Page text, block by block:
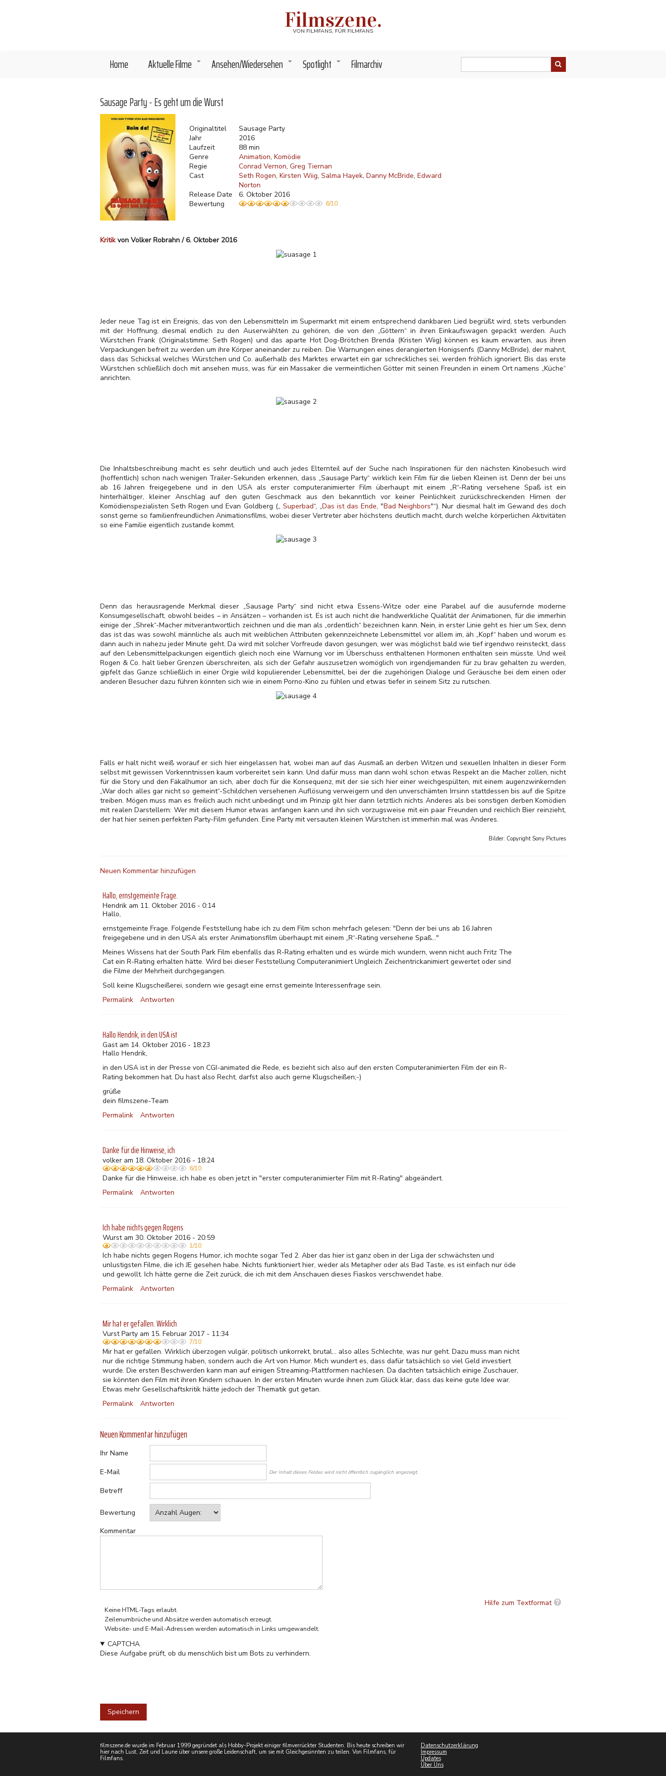
Filmszene.
VON FILMFANS, FÜR FILMFANS
Home +
Aktuelle Filme +
Ansehen/Wiedersehen +
Spotlight Filmarchiv
Sausage Party - Es geht um die Wurst
Originaltitel
Sausage Party
Jahr
2016
Laufzeit
88 min
Genre
Animation Komödie
Regie
Conrad Vernon Greg Tiernan
Cast
Seth Rogen Kirsten Wiig Salma Hayek Danny McBride Edward
Norton
Release Date
6. Oktober 2016
Bewertung
6/10
Kritikvon Volker Robrahn / 6. Oktober 2016
Jeder neue Tag ist ein Ereignis, das von den Lebensmitteln im Supermarkt mit einem entsprechend dankbaren Lied begrüßt wird, stets verbunden
mit der Hoffnung, diesmal endlich zu den Auserwählten zu gehören, die von den „Göttern“ in ihren Einkaufswagen gepackt werden. Auch
Würstchen Frank (Originalstimme: Seth Rogen) und das aparte Hot Dog-Brötchen Brenda (Kristen Wiig) können es kaum erwarten, aus ihren
Verpackungen befreit zu werden um ihre Körper aneinander zu reiben. Die Warnungen eines derangierten Honigsenfs (Danny McBride), der mahnt,
dass das Schicksal welches Würstchen und Co. außerhalb des Marktes erwartet ein gar schreckliches sei, werden fröhlich ignoriert. Bis das erste
Würstchen schließlich doch mit ansehen muss, was für ein Massaker die vermeintlichen Götter mit seinen Freunden in einem Ort namens „Küche“
anrichten.
Die Inhaltsbeschreibung macht es sehr deutlich und auch jedes Elternteil auf der Suche nach Inspirationen für den nächsten Kinobesuch wird
(hoffentlich) schon nach wenigen Trailer-Sekunden erkennen, dass „Sausage Party“ wirklich kein Film für die lieben Kleinen ist. Denn der bei uns
ab 16 Jahren freigegebene und in den USA als erster computeranimierter Film überhaupt mit einem „R“-Rating versehene Spaß ist ein
hinterhältiger, kleiner Anschlag auf den guten Geschmack aus den bekanntlich vor keiner Peinlichkeit zurückschreckenden Hirnen der
Komödienspezialisten Seth Rogen und Evan Goldberg („ Superbad“, „Das ist das Ende, "Bad Neighbors"“). Nur diesmal halt im Gewand des doch
sonst gerne so familienfreundlichen Animationsfilms, wobei dieser Vertreter aber höchstens deutlich macht, durch welche körperlichen Aktivitäten
so eine Familie eigentlich zustande kommt.
Denn das herausragende Merkmal dieser „Sausage Party“ sind nicht etwa Essens-Witze oder eine Parabel auf die ausufernde moderne
Konsumgesellschaft, obwohl beides – in Ansätzen – vorhanden ist. Es ist auch nicht die handwerkliche Qualität der Animationen, für die immerhin
einige der „Shrek“-Macher mitverantwortlich zeichnen und die man als „ordentlich“ bezeichnen kann. Nein, in erster Linie geht es hier um Sex, denn
das ist das was sowohl männliche als auch mit weiblichen Attributen gekennzeichnete Lebensmittel vor allem im, äh „Kopf“ haben und worum es
dann auch in nahezu jeder Minute geht. Da wird mit solcher Vorfreude davon gesungen, wer was möglichst bald wie tief irgendwo reinsteckt, dass
auf den Lebensmittelpackungen eigentlich gleich noch eine Warnung vor im Überschuss enthaltenen Hormonen enthalten sein müsste. Und weil
Rogen & Co. halt lieber Grenzen überschreiten, als sich der Gefahr auszusetzen womöglich von irgendjemanden für zu brav gehalten zu werden,
gipfelt das Ganze schließlich in einer Orgie wild kopulierender Lebensmittel, bei der die zugehörigen Dialoge und Geräusche bei dem einen oder
anderen Besucher dazu führen könnten sich wie in einem Porno-Kino zu fühlen und etwas tiefer in seinem Sitz zu rutschen.
Falls er halt nicht weiß worauf er sich hier eingelassen hat, wobei man auf das Ausmaß an derben Witzen und sexuellen Inhalten in dieser Form
selbst mit gewissen Vorkenntnissen kaum vorbereitet sein kann. Und dafür muss man dann wohl schon etwas Respekt an die Macher zollen, nicht
für die Story und den Fäkalhumor an sich, aber doch für die Konsequenz, mit der sie sich hier einer weichgespülten, mit einem augenzwinkernden
„War doch alles gar nicht so gemeint“-Schildchen versehenen Auflösung verweigern und den unverschämten Irrsinn stattdessen bis auf die Spitze
treiben. Mögen muss man es freilich auch nicht unbedingt und im Prinzip gilt hier dann letztlich nichts Anderes als bei sonstigen derben Komödien
mit realen Darstellern: Wer mit diesem Humor etwas anfangen kann und ihn sich vorzugsweise mit ein paar Freunden und reichlich Bier reinzieht,
der hat hier seinen perfekten Party-Film gefunden. Eine Party mit versauten kleinen Würstchen ist immerhin mal was Anderes.
Bilder: Copyright Sony Pictures
Neuen Kommentar hinzufügen
Hallo, ernstgemeinte Frage.
Hendrik am 11. Oktober 2016 - 0:14
Hallo,
ernstgemeinte Frage. Folgende Feststellung habe ich zu dem Film schon mehrfach gelesen: "Denn der bei uns ab 16 Jahren
freigegebene und in den USA als erster Animationsfilm überhaupt mit einem „R“-Rating versehene Spaß..."
Meines Wissens hat der South Park Film ebenfalls das R-Rating erhalten und es würde mich wundern, wenn nicht auch Fritz The
Cat ein R-Rating erhalten hätte. Wird bei dieser Feststellung Computeranimiert Ungleich Zeichentrickanimiert gewertet oder sind
die Filme der Mehrheit durchgegangen.
Soll keine Klugscheißerei, sondern wie gesagt eine ernst gemeinte Interessenfrage sein.
Permalink
Antworten
Hallo Hendrik, in den USA ist
Gast am 14. Oktober 2016 - 18:23
Hallo Hendrik,
in den USA ist in der Presse von CGI-animated die Rede, es bezieht sich also auf den ersten Computeranimierten Film der ein R-
Rating bekommen hat. Du hast also Recht, darfst also auch gerne Klugscheißen;-)
grüße
dein filmszene-Team
Permalink
Antworten
Danke für die Hinweise, ich
volker am 18. Oktober 2016 - 18:24
6/10
Danke für die Hinweise, ich habe es oben jetzt in "erster computeranimierter Film mit R-Rating" abgeändert.
Permalink
Antworten
Ich habe nichts gegen Rogens
Wurst am 30. Oktober 2016 - 20:59
1/10
Ich habe nichts gegen Rogens Humor, ich mochte sogar Ted 2. Aber das hier ist ganz oben in der Liga der schwächsten und
unlustigsten Filme, die ich JE gesehen habe. Nichts funktioniert hier, weder als Metapher oder als Bad Taste, es ist einfach nur öde
und gewollt. Ich hätte gerne die Zeit zurück, die ich mit dem Anschauen dieses Fiaskos verschwendet habe.
Permalink
Antworten
Mir hat er gefallen. Wirklich
Vurst Party am 15. Februar 2017 - 11:34
7/10
Mir hat er gefallen. Wirklich überzogen vulgär, politisch unkorrekt, brutal... also alles Schlechte, was nur geht. Dazu muss man nicht
nur die richtige Stimmung haben, sondern auch die Art von Humor. Mich wundert es, dass dafür tatsächlich so viel Geld investiert
wurde. Die ersten Beschwerden kann man auf einigen Streaming-Plattformen nachlesen. Da dachten tatsächlich einige Zuschauer,
sie könnten den Film mit ihren Kindern schauen. In der ersten Minuten wurde ihnen zum Glück klar, dass das keine gute Idee war.
Etwas mehr Gesellschaftskritik hätte jedoch der Thematik gut getan.
Permalink
Antworten
Neuen Kommentar hinzufügen
Ihr Name
E-Mail
Der Inhalt dieses Feldes wird nicht öffentlich zugänglich angezeigt.
Betreff
Bewertung
Kommentar
Hilfe zum Textformat
Keine HTML-Tags erlaubt.
Zeilenumbrüche und Absätze werden automatisch erzeugt.
Website- und E-Mail-Adressen werden automatisch in Links umgewandelt.
CAPTCHA
Diese Aufgabe prüft, ob du menschlich bist um Bots zu verhindern.
filmszene.de wurde im Februar 1999 gegründet als Hobby-Projekt einiger filmverrückter Studenten. Bis heute schreiben wir
hier nach Lust, Zeit und Laune über unsere große Leidenschaft, um sie mit Gleichgesinnten zu teilen. Von Filmfans, für
Filmfans.
Datenschutzerklärung
Impressum
Updates
Über Uns